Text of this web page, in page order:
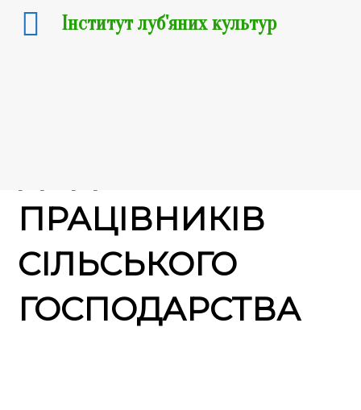
ПРАЦІВНИКІВ
СІЛЬСЬКОГО
ГОСПОДАРСТВА
Інститут луб'яних культур